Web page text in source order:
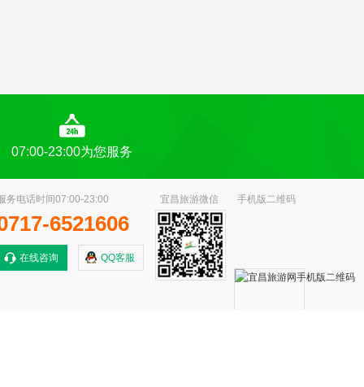
07:00-23:00为您服务
宜昌旅游微信 手机版二维码
务电话时间07:00-23:00
6521606
在线咨询 QQ客服